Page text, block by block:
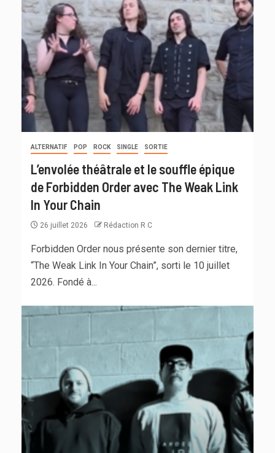
ALTERNATIF POP ROCK SINGLE SORTIE
L’envolée théâtrale et le souffle épique
de Forbidden Order avec The Weak Link
In Your Chain
26 juillet 2026 Rédaction R C
Forbidden Order nous présente son dernier titre,
“The Weak Link In Your Chain”, sorti le 10 juillet
2026. Fondé à...